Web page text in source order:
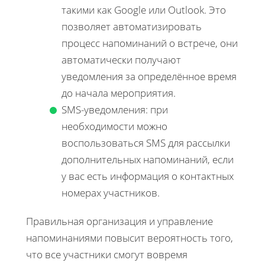
такими как Google или Outlook. Это
позволяет автоматизировать
процесс напоминаний о встрече, они
автоматически получают
уведомления за определённое время
до начала мероприятия.
SMS-уведомления: при
необходимости можно
воспользоваться SMS для рассылки
дополнительных напоминаний, если
у вас есть информация о контактных
номерах участников.
Правильная организация и управление
напоминаниями повысит вероятность того,
что все участники смогут вовремя